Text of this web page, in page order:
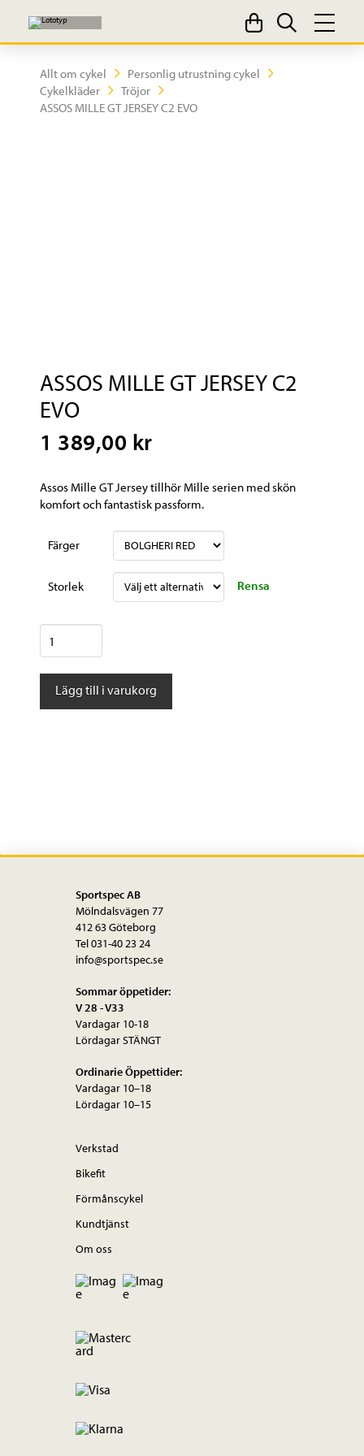
Allt om cykel
Personlig utrustning cykel
Cykelkläder
Tröjor
ASSOS MILLE GT JERSEY C2 EVO
ASSOS MILLE GT JERSEY C2
EVO
1 389,00 kr
Assos Mille GT Jersey tillhör Mille serien med skön
komfort och fantastisk passform.
Färger
Storlek Rensa
ASSOS
MILLE
GT
JERSEY
Lägg till i varukorg
Sportspec AB
Mölndalsvägen 77
412 63 Göteborg
Tel 031-40 23 24
info@sportspec.se
Sommar öppetider:
V 28 - V33
Vardagar 10-18
Lördagar STÄNGT
Ordinarie Öppettider:
Vardagar 10–18
Lördagar 10–15
Verkstad
Bikefit
Förmånscykel
Kundtjänst
Om oss